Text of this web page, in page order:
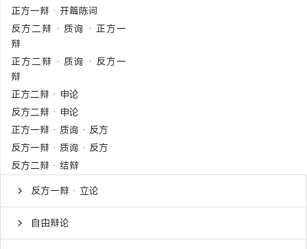
正方一辩 · 开篇陈词
反方二辩 · 质询 · 正方一
辩
正方二辩 · 质询 · 反方一
辩
正方二辩 · 申论
反方二辩 · 申论
正方一辩 · 质询 · 反方
反方一辩 · 质询 · 反方
反方二辩 · 结辩
反方一辩 · 立论
自由辩论